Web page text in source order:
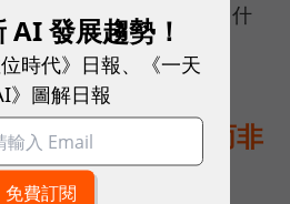
讓外界重新思考：究竟什
的是長期穩定、而非
AI 發展趨勢！
時代》日報、《一天
》圖解日報